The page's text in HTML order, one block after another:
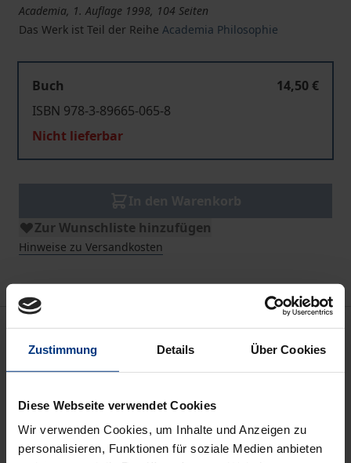
Zustimmung Details Über Cookies
Diese Webseite verwendet Cookies
Wir verwenden Cookies, um Inhalte und Anzeigen zu
personalisieren, Funktionen für soziale Medien anbieten
Academia, 1. Auflage 1998, 104 Seiten
Das Werk ist Teil der Reihe Academia Philosophie
Buch
14,50 €
ISBN 978-3-89665-065-8
Nicht lieferbar
Zur Wunschliste hinzufügen
Hinweise zu Versandkosten
Beschreibung
Moral und Religion - auf den ersten Blick zwei
des richtigen Verhaltens gegenüber Mensch und